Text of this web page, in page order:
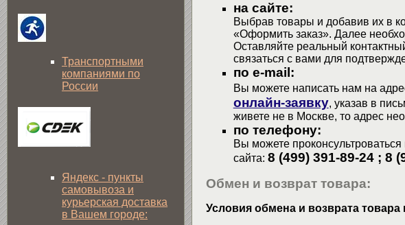
на сайте:
Выбрав товары и добавив их в
«Оформить заказ». Далее
Оставляйте реальный
связаться с вами для
по e-mail:
Вы можете написать нам на
онлайн-заявку, указав в
живете не в Москве, то адрес
по телефону:
Вы можете
сайта: 8 (499) 391-89-24 ; 8
Обмен и возврат товара:
Условия обмена и возврата товара
Транспортными
компаниями по
России
Яндекс - пункты
самовывоза и
курьерская доставка
в Вашем городе: